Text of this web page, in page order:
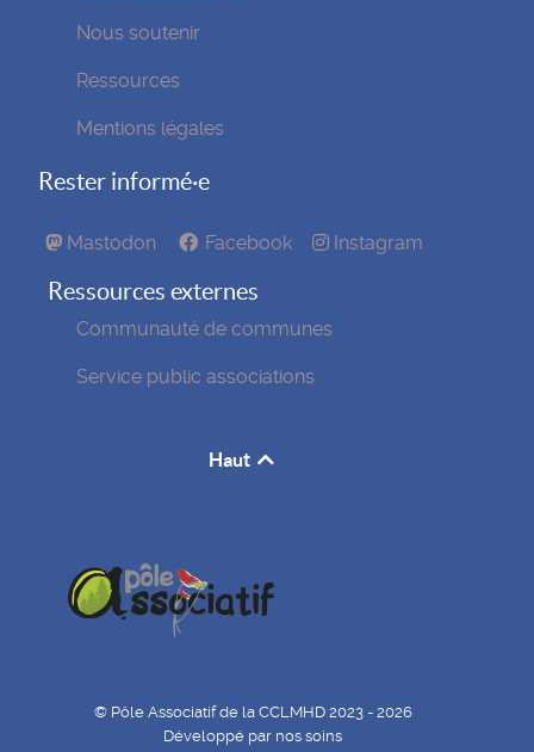
Nous soutenir
Ressources
Mentions légales
Rester informé·e
Mastodon Facebook Instagram
Ressources externes
Communauté de communes
Service public associations
Haut
© Pôle Associatif de la CCLMHD 2023 - 2026
Développé par nos soins